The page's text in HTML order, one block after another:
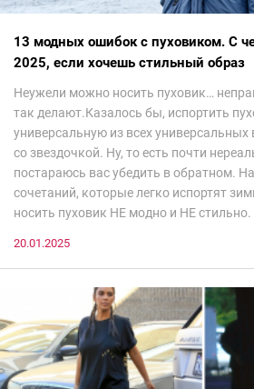
13 модных ошибок с пуховиком. С
2025, если хочешь стильный образ
Неужели можно носить пуховик…
так делают.Казалось бы, испортить
универсальную из всех
со звездочкой. Ну, то есть почти
постараюсь вас убедить в обратном.
сочетаний, которые легко испортят
носить пуховик НЕ модно и НЕ стильно.
20.01.2025